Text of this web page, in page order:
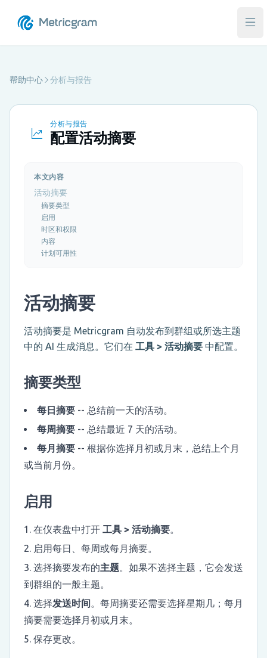
打
帮助中心 分析与报告
分析与报告
配置活动摘要
本文内容
活动摘要
摘要类型
启用
时区和权限
内容
计划可用性
活动摘要
活动摘要是 Metricgram 自动发布到群组或所选主题
中的 AI 生成消息。它们在 工具 > 活动摘要 中配置。
摘要类型
每日摘要 -- 总结前一天的活动。
每周摘要 -- 总结最近 7 天的活动。
每月摘要 -- 根据你选择月初或月末，总结上个月
或当前月份。
启用
在仪表盘中打开 工具 > 活动摘要。
启用每日、每周或每月摘要。
选择摘要发布的主题。如果不选择主题，它会发送
到群组的一般主题。
选择发送时间。每周摘要还需要选择星期几；每月
摘要需要选择月初或月末。
保存更改。